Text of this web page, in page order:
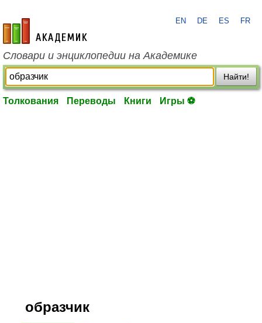
academic.ru
EN DE ES FR
Словари и энциклопедии на Академике
Найти!
Толкования Переводы Книги Игры ⚽
образчик